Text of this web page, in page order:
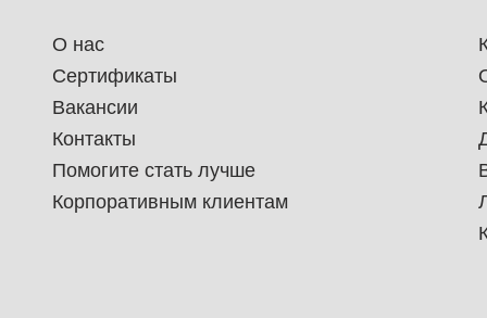
О нас
Сертификаты
Вакансии
Контакты
Помогите стать лучше
Корпоративным клиентам